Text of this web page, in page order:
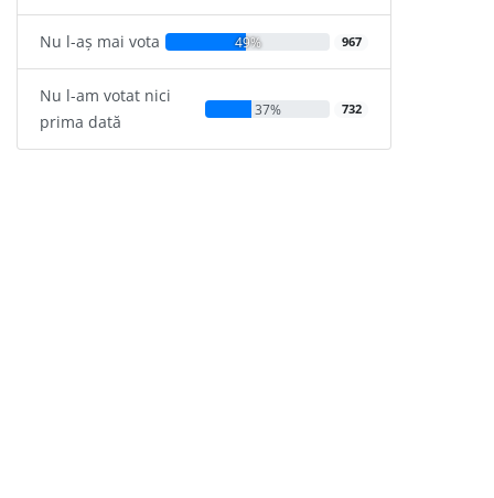
Nu l-aș mai vota 49% 967
Nu l-am votat nici
prima dată
37% 732